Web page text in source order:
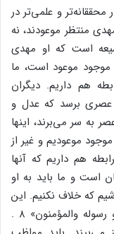
و علمی‌تر در
منتظر موعودند، نه‌
است‌ که‌ او مهدی‌
موجود موعود است‌، ما
هم‌ داریم‌. دیگران‌
عصری‌ برسد که‌ عدل‌ و
به‌ سر می‌برند، اینها
موعودیم‌ و غیر از
هم‌ داریم‌ که‌ آنها
است‌ و ما باید به‌ او
که‌ خلاف‌ نکنیم‌. این‌
که‌ فرمود: «و قل‌ إعملوا فسیری‌ الله عملکم‌ و رسوله‌ والمؤمنون‌» ۸ .